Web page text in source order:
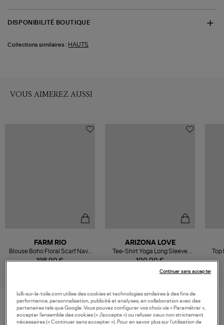
DISPONIBILITÉ BOUTIQUE
Collections similaires : HAUTS
VOUS AIMEREZ AUSSI
198,00 €
FARM RIO
Blouse Boho Floral Scarf Navy
Blue
100,00 €
ARIZONA LOVE
Tee-Shirt Yoga Long Sleeve
Choco
VOS DERNIERS PRODUITS VUS
lulli-sur-la-toile.com utilise des cookies et technologies similaires à des fins de
performance, personnalisation, publicité et analyses, en collaboration avec des
partenaires tels que Google. Vous pouvez configurer vos choix via « Paramétrer »,
accepter l’ensemble des cookies (« J’accepte ») ou refuser ceux non strictement
nécessaires (« Continuer sans accepter »). Pour en savoir plus sur l’utilisation de
Continuer sans accepter